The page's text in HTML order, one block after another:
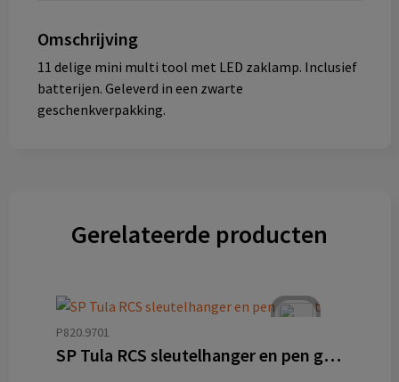
Omschrijving
11 delige mini multi tool met LED zaklamp. Inclusief
batterijen. Geleverd in een zwarte
geschenkverpakking.
Gerelateerde producten
P820.9701
SP Tula RCS sleutelhanger en pen gift set